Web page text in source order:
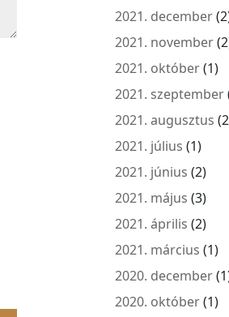
2021. december
2021. november
2021. október(1)
2021. szeptember
2021. augusztus
2021. július (1)
2021. június (2)
2021. május (3)
2021. április (2)
2021. március (1)
2020. december
2020. október(1)